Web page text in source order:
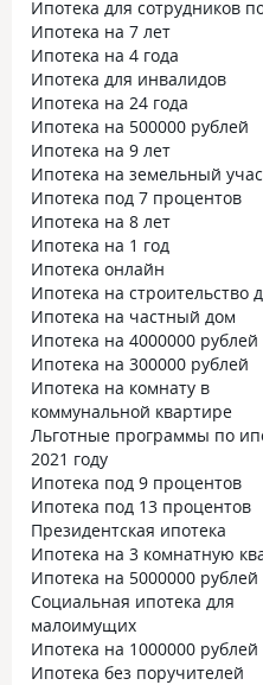
Ипотека для сотрудников
Ипотека на 7 лет
Ипотека на 4 года
Ипотека для инвалидов
Ипотека на 24 года
Ипотека на 500000 рублей
Ипотека на 9 лет
Ипотека на земельный
Ипотека под 7 процентов
Ипотека на 8 лет
Ипотека на 1 год
Ипотека онлайн
Ипотека на строительство
Ипотека на частный дом
Ипотека на 4000000 рублей
Ипотека на 300000 рублей
Ипотека на комнату в
коммунальной квартире
Льготные программы по
2021 году
Ипотека под 9 процентов
Ипотека под 13 процентов
Президентская ипотека
Ипотека на 3 комнатную
Ипотека на 5000000 рублей
Социальная ипотека для
малоимущих
Ипотека на 1000000 рублей
Ипотека без поручителей